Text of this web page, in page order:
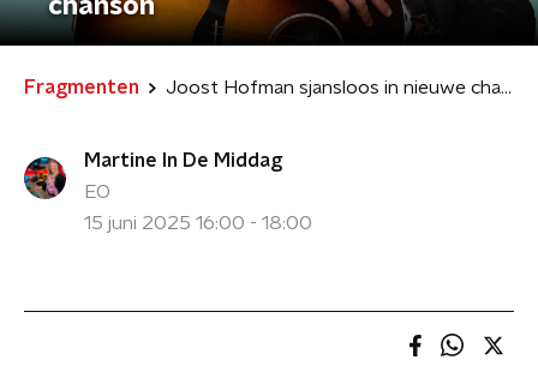
chanson
Fragmenten Joost Hofman sjansloos in nieuwe chanson
Martine In De Middag
EO
15 juni 2025 16:00 - 18:00